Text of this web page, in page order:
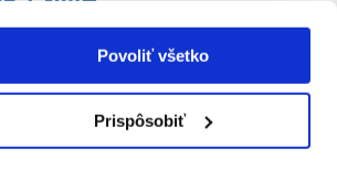
Povoliť všetko
Prispôsobiť